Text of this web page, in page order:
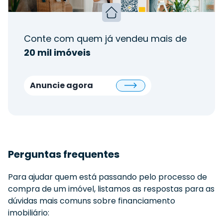
Conte com quem já vendeu mais de
20 mil imóveis
Anuncie agora
Perguntas frequentes
Para ajudar quem está passando pelo processo de
compra de um imóvel, listamos as respostas para as
dúvidas mais comuns sobre financiamento
imobiliário: